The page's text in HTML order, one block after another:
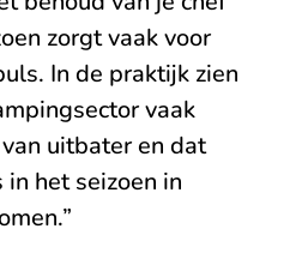
zorgt vaak voor
In de praktijk zien
vaak
uitbater en dat
het seizoen in